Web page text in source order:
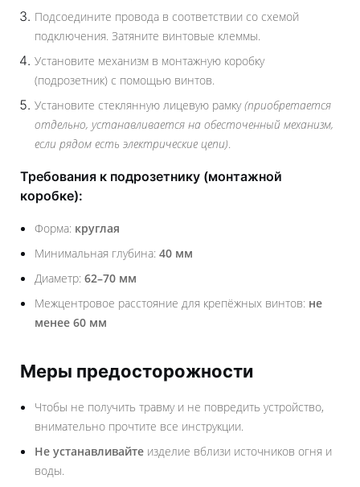
Подсоедините провода в соответствии со схемой
подключения. Затяните винтовые клеммы.
Установите механизм в монтажную коробку
(подрозетник) с помощью винтов.
Установите стеклянную лицевую рамку(приобретается
отдельно, устанавливается на обесточенный механизм,
если рядом есть электрические цепи).
Требования к подрозетнику (монтажной
коробке):
Форма: круглая
Минимальная глубина: 40 мм
Диаметр: 62–70 мм
Межцентровое расстояние для крепёжных винтов: не
менее 60 мм
Меры предосторожности
Чтобы не получить травму и не повредить устройство,
внимательно прочтите все инструкции.
Не устанавливайте изделие вблизи источников огня и
воды.